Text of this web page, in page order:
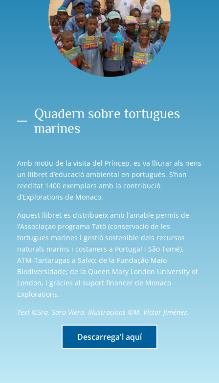
Quadern sobre tortugues
marines
Amb motiu de la visita del Príncep, es va lliurar als nens
un llibret d’educació ambiental en portuguès. S’han
reeditat 1400 exemplars amb la contribució
d’Explorations de Monaco.
Aquest llibret es distribueix amb l’amable permís de
l’Associaçao programa Tatô (conservació de les
tortugues marines i gestió sostenible dels recursos
naturals marins i costaners a Portugal i São Tomé),
ATM-Tartarugas a Salvo; de la Fundação Maio
Biodiversidade; de la Queen Mary London University of
London, i gràcies al suport financer de Monaco
Explorations.
Text ©Sra. Sara Viera. Il·lustracions ©M. Víctor Jiménez.
Descarrega'l aquí